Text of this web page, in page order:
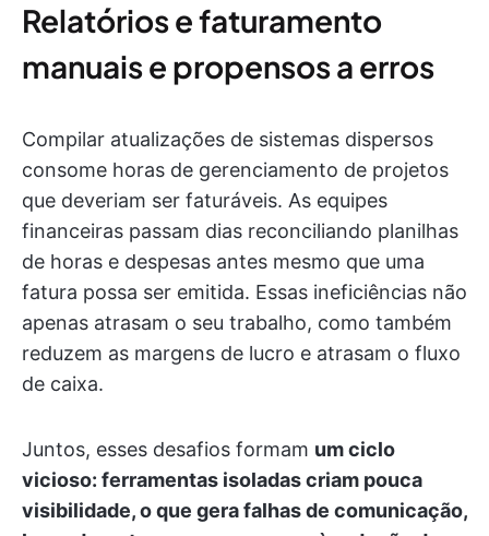
Relatórios e faturamento
manuais e propensos a erros
Compilar atualizações de sistemas dispersos
consome horas de gerenciamento de projetos
que deveriam ser faturáveis. As equipes
financeiras passam dias reconciliando planilhas
de horas e despesas antes mesmo que uma
fatura possa ser emitida. Essas ineficiências não
apenas atrasam o seu trabalho, como também
reduzem as margens de lucro e atrasam o fluxo
de caixa.
Juntos, esses desafios formam um ciclo
vicioso: ferramentas isoladas criam pouca
visibilidade, o que gera falhas de comunicação,